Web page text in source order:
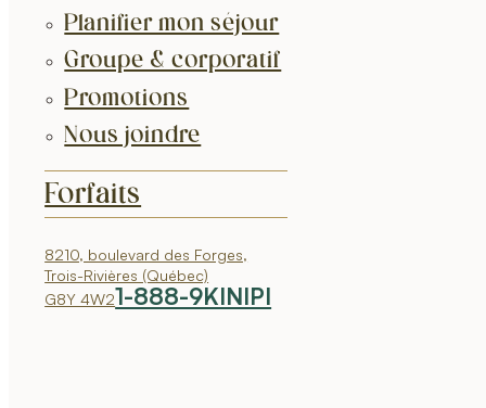
Planifier mon séjour
Groupe & corporatif
Promotions
Nous joindre
Forfaits
8210, boulevard des Forges,
Trois-Rivières (Québec)
G8Y 4W21-888-9KINIPI